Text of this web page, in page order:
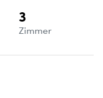
3
Zimmer